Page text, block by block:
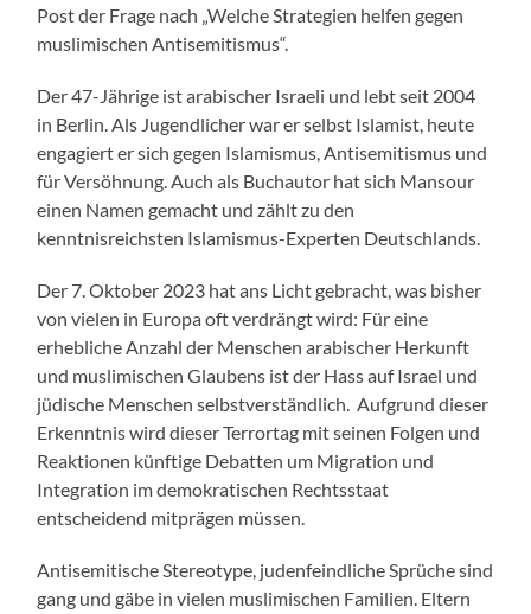
Post der Frage nach „Welche Strategien helfen gegen
muslimischen Antisemitismus“.
Der 47-Jährige ist arabischer Israeli und lebt seit 2004
in Berlin. Als Jugendlicher war er selbst Islamist, heute
engagiert er sich gegen Islamismus, Antisemitismus und
für Versöhnung. Auch als Buchautor hat sich Mansour
einen Namen gemacht und zählt zu den
kenntnisreichsten Islamismus-Experten Deutschlands.
Der 7. Oktober 2023 hat ans Licht gebracht, was bisher
von vielen in Europa oft verdrängt wird: Für eine
erhebliche Anzahl der Menschen arabischer Herkunft
und muslimischen Glaubens ist der Hass auf Israel und
jüdische Menschen selbstverständlich. Aufgrund dieser
Erkenntnis wird dieser Terrortag mit seinen Folgen und
Reaktionen künftige Debatten um Migration und
Integration im demokratischen Rechtsstaat
entscheidend mitprägen müssen.
Antisemitische Stereotype, judenfeindliche Sprüche sind
gang und gäbe in vielen muslimischen Familien. Eltern